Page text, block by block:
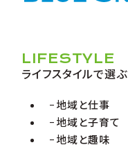
LIFESTYLE
ライフスタイルで選ぶ
地域と仕事
地域と子育て
地域と趣味